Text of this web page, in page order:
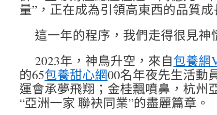
量”，正在成為引領高東西的品質
這一年的程序，我們走得很見神
2023年，神鳥升空，來自包養網
的65包養甜心網00名年夜先生活動
運會承夢飛翔；金桂飄噴鼻，杭州
“亞洲一家 聯袂同業”的盡麗篇章。